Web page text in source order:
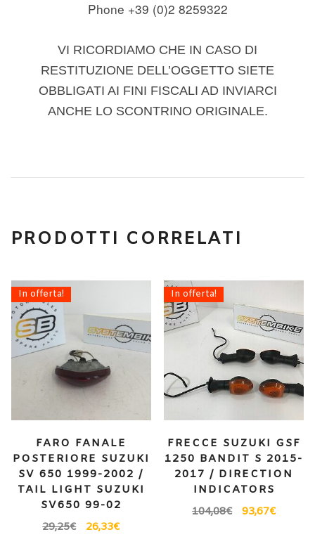
Phone +39 (0)2 8259322
VI RICORDIAMO CHE IN CASO DI
RESTITUZIONE DELL’OGGETTO SIETE
OBBLIGATI AI FINI FISCALI AD INVIARCI
ANCHE LO SCONTRINO ORIGINALE.
PRODOTTI CORRELATI
In offerta!
FARO FANALE
POSTERIORE SUZUKI
SV 650 1999-2002 /
TAIL LIGHT SUZUKI
SV650 99-02
29,25€ 26,33€
In offerta!
FRECCE SUZUKI GSF
1250 BANDIT S 2015-
2017 / DIRECTION
INDICATORS
104,08€ 93,67€